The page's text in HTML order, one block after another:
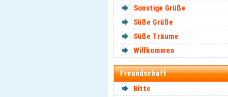
Sonstige Grüße
Süße Grüße
Süße Träume
Willkommen
Freundschaft
Bitte